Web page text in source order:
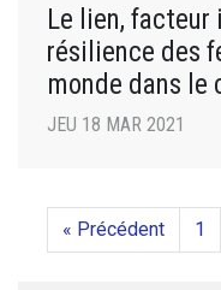
Le lien, facteur
résilience des
monde dans le
JEU 18 MAR 2021
« Précédent 1